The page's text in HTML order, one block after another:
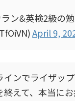
ン&英検2級の
April 9,
インでライザッ
終えて、本当に